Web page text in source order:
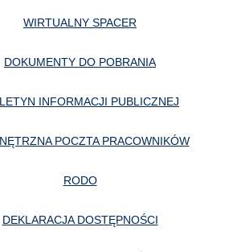
WIRTUALNY SPACER
DOKUMENTY DO POBRANIA
INFORMACJI PUBLICZNEJ
POCZTA PRACOWNIKÓW
RODO
DEKLARACJA DOSTĘPNOŚCI